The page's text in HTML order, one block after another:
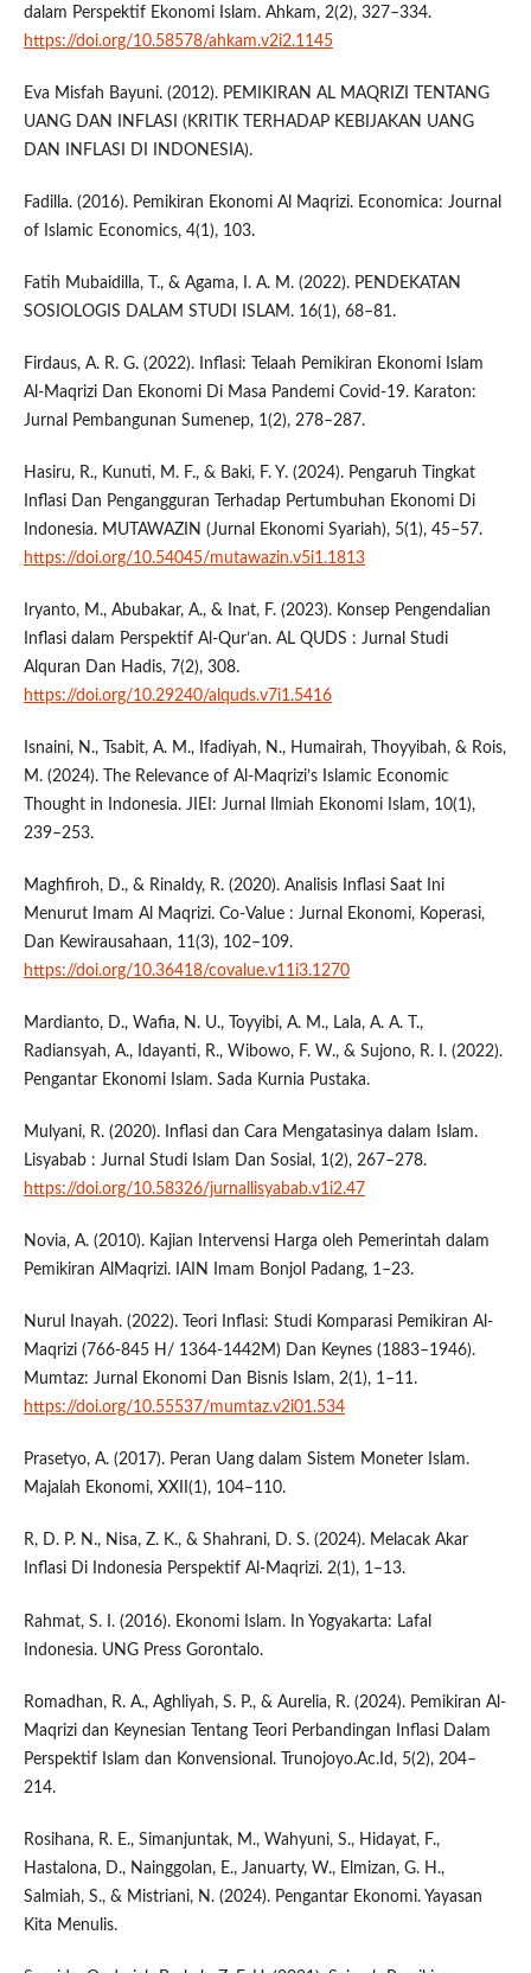
dalam Perspektif Ekonomi Islam. Ahkam, 2(2), 327–334.
https://doi.org/10.58578/ahkam.v2i2.1145
Eva Misfah Bayuni. (2012). PEMIKIRAN AL MAQRIZI TENTANG
UANG DAN INFLASI (KRITIK TERHADAP KEBIJAKAN UANG
DAN INFLASI DI INDONESIA).
Fadilla. (2016). Pemikiran Ekonomi Al Maqrizi. Economica: Journal
of Islamic Economics, 4(1), 103.
Fatih Mubaidilla, T., & Agama, I. A. M. (2022). PENDEKATAN
SOSIOLOGIS DALAM STUDI ISLAM. 16(1), 68–81.
Firdaus, A. R. G. (2022). Inflasi: Telaah Pemikiran Ekonomi Islam
Al-Maqrizi Dan Ekonomi Di Masa Pandemi Covid-19. Karaton:
Jurnal Pembangunan Sumenep, 1(2), 278–287.
Hasiru, R., Kunuti, M. F., & Baki, F. Y. (2024). Pengaruh Tingkat
Inflasi Dan Pengangguran Terhadap Pertumbuhan Ekonomi Di
Indonesia. MUTAWAZIN (Jurnal Ekonomi Syariah), 5(1), 45–57.
https://doi.org/10.54045/mutawazin.v5i1.1813
Iryanto, M., Abubakar, A., & Inat, F. (2023). Konsep Pengendalian
Inflasi dalam Perspektif Al-Qur’an. AL QUDS : Jurnal Studi
Alquran Dan Hadis, 7(2), 308.
https://doi.org/10.29240/alquds.v7i1.5416
Isnaini, N., Tsabit, A. M., Ifadiyah, N., Humairah, Thoyyibah, & Rois,
M. (2024). The Relevance of Al-Maqrizi’s Islamic Economic
Thought in Indonesia. JIEI: Jurnal Ilmiah Ekonomi Islam, 10(1),
239–253.
Maghfiroh, D., & Rinaldy, R. (2020). Analisis Inflasi Saat Ini
Menurut Imam Al Maqrizi. Co-Value : Jurnal Ekonomi, Koperasi,
Dan Kewirausahaan, 11(3), 102–109.
https://doi.org/10.36418/covalue.v11i3.1270
Mardianto, D., Wafia, N. U., Toyyibi, A. M., Lala, A. A. T.,
Radiansyah, A., Idayanti, R., Wibowo, F. W., & Sujono, R. I. (2022).
Pengantar Ekonomi Islam. Sada Kurnia Pustaka.
Mulyani, R. (2020). Inflasi dan Cara Mengatasinya dalam Islam.
Lisyabab : Jurnal Studi Islam Dan Sosial, 1(2), 267–278.
https://doi.org/10.58326/jurnallisyabab.v1i2.47
Novia, A. (2010). Kajian Intervensi Harga oleh Pemerintah dalam
Pemikiran AlMaqrizi. IAIN Imam Bonjol Padang, 1–23.
Nurul Inayah. (2022). Teori Inflasi: Studi Komparasi Pemikiran Al-
Maqrizi (766-845 H/ 1364-1442M) Dan Keynes (1883–1946).
Mumtaz: Jurnal Ekonomi Dan Bisnis Islam, 2(1), 1–11.
https://doi.org/10.55537/mumtaz.v2i01.534
Prasetyo, A. (2017). Peran Uang dalam Sistem Moneter Islam.
Majalah Ekonomi, XXII(1), 104–110.
R, D. P. N., Nisa, Z. K., & Shahrani, D. S. (2024). Melacak Akar
Inflasi Di Indonesia Perspektif Al-Maqrizi. 2(1), 1–13.
Rahmat, S. I. (2016). Ekonomi Islam. In Yogyakarta: Lafal
Indonesia. UNG Press Gorontalo.
Romadhan, R. A., Aghliyah, S. P., & Aurelia, R. (2024). Pemikiran Al-
Maqrizi dan Keynesian Tentang Teori Perbandingan Inflasi Dalam
Perspektif Islam dan Konvensional. Trunojoyo.Ac.Id, 5(2), 204–
214.
Rosihana, R. E., Simanjuntak, M., Wahyuni, S., Hidayat, F.,
Hastalona, D., Nainggolan, E., Januarty, W., Elmizan, G. H.,
Salmiah, S., & Mistriani, N. (2024). Pengantar Ekonomi. Yayasan
Kita Menulis.